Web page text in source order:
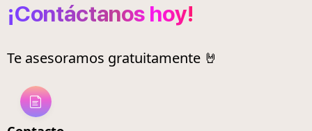
¡Contáctanos hoy!
Te asesoramos gratuitamente 🤘